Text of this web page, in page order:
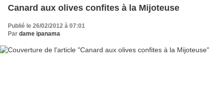
Canard aux olives confites à la Mijoteuse
Publié le 26/02/2012 à 07:01
Par dame ipanama